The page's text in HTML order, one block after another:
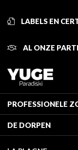
LABELS EN
AL ONZE
PROFESSIONELE
Classificatie van de
DE DORPEN